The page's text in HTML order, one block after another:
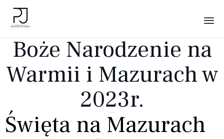
Boże Narodzenie na
Warmii i Mazurach w
2023r.
Święta na Mazurach